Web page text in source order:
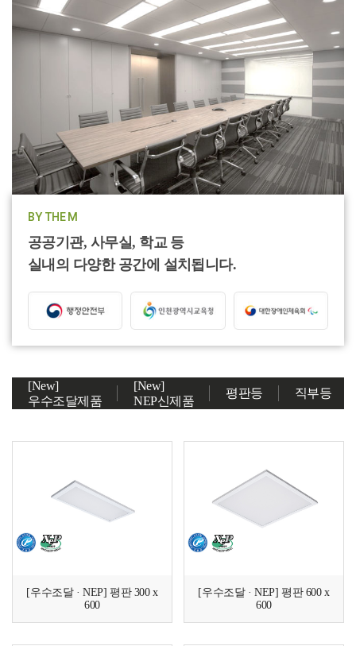
BY THE M
공공기관, 사무실, 학교 등
실내의 다양한 공간에 설치됩니다.
[New]
우수조달제품
[New]
NEP신제품
평판등 직부등
[우수조달 · NEP] 평판 300 x
600
[우수조달 · NEP] 평판 600 x
600